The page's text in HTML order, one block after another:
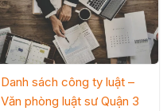
Danh sách công ty luật –
Văn phòng luật sư Quận 3